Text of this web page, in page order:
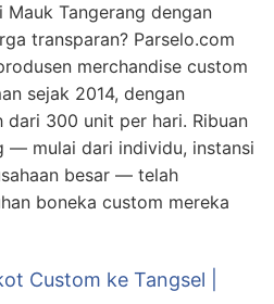
Tangerang dengan
transparan? Parselo.com
merchandise custom
sejak 2014, dengan
300 unit per hari. Ribuan
— mulai dari individu, instansi
besar — telah
boneka custom mereka
Custom ke Tangsel |